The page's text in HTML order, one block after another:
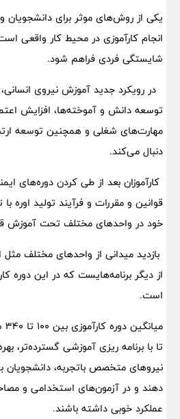
یکی از روش‌های موثر برای دانشجویان و
انجام کارآموزی در محیط کار واقعی
شایستگی فردی فراهم شود.
در رویکرد جدید آموزش نیروی
توسعه دانش و آموخته‌ها، افزایش
مهارت‌های شغلی و همچنین توسعه
دنبال می‌کند.
کارآموزان بعد از طی کردن دوره‌های
قوانین و مقررات و فرآیند تولید اوره
خود در واحدهای مختلف تحت آموزش
بازدید میدانی از واحدهای مختلف مثل
از دیگر برنامه‌هایست که در این دوره
است.
تا با برنامه ریزی آموزشی گسترده‌تر،
نیروهای متخصص باتجربه، دانشجویان
دهند و در آزمون‌های استخدامی و
عملکرد خوبی داشته باشند.